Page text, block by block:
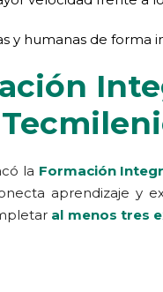
y humanas de forma
la Formación
aprendizaje y
al menos tres